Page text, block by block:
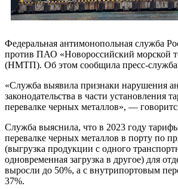
Федеральная антимонопольная служба
против ПАО «Новороссийский морской
(НМТП). Об этом сообщила пресс-служба
«Служба выявила признаки нарушения
законодательства в части установления
перевалке черных металлов», —
Служба выяснила, что в 2023 году
перевалке черных металлов в порту по
(выгрузка продукции с одного
одновременная загрузка в другое) для
выросли до 50%, а с внутрипортовым
37%.